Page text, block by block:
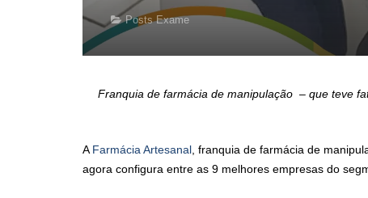
Posts Exame
Franquia de farmácia de manipulação – que teve
A Farmácia Artesanal , franquia de farmácia de
agora configura entre as 9 melhores empresas do